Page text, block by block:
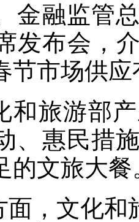
金融监管
发布会，
节市场供
和旅游部
、惠民措
的文旅大餐
，文化和